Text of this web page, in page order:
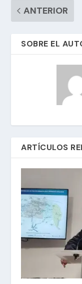
ANTERIOR
SOBRE EL
ARTÍCULOS